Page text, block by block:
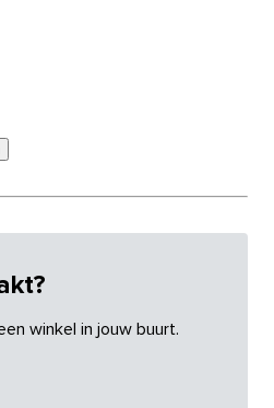
winkel in jouw buurt.